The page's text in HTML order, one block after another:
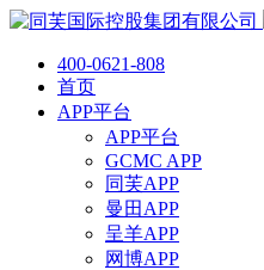
400-0621-808
首页
APP平台
APP平台
GCMC APP
同芙APP
曼田APP
呈羊APP
网博APP